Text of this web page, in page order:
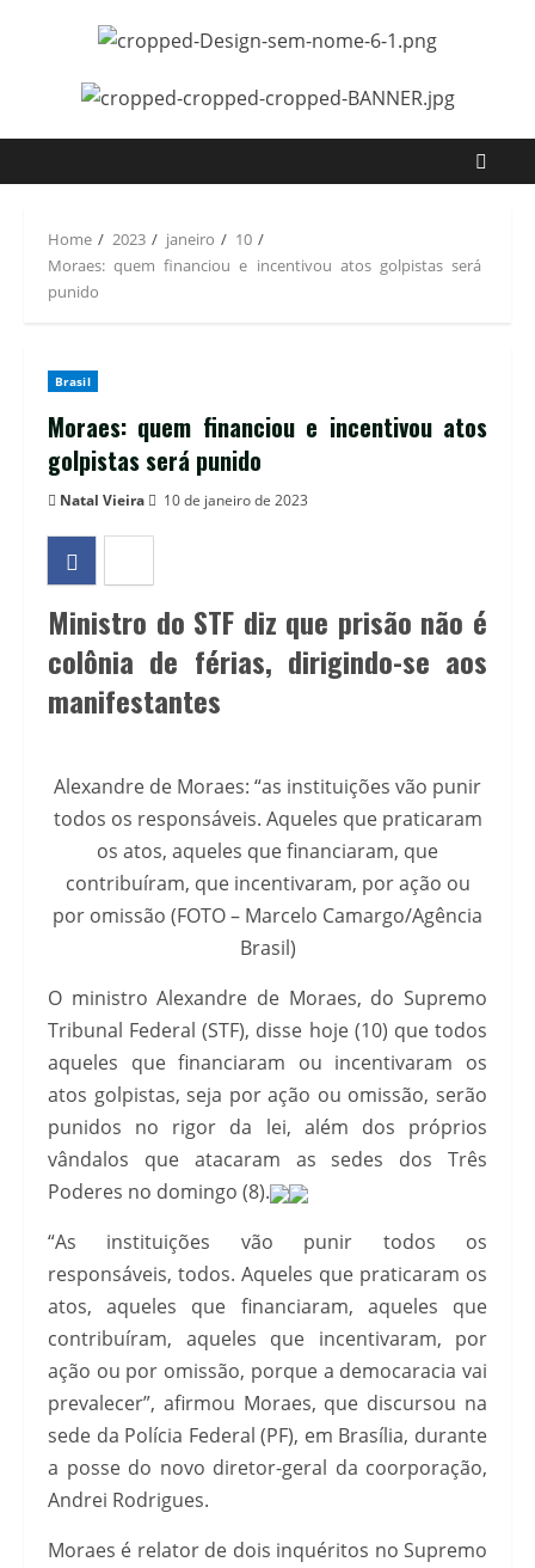
Home 2023 janeiro
10
Moraes: quem financiou e incentivou atos golpistas será
punido
Brasil
Moraes: quem financiou e incentivou atos
golpistas será punido
Natal Vieira 10 de janeiro de 2023
Ministro do STF diz que prisão não é
colônia de férias, dirigindo-se aos
manifestantes
Alexandre de Moraes: “as instituições vão punir
todos os responsáveis. Aqueles que praticaram
os atos, aqueles que financiaram, que
contribuíram, que incentivaram, por ação ou
por omissão (FOTO – Marcelo Camargo/Agência
Brasil)
O ministro Alexandre de Moraes, do Supremo
Tribunal Federal (STF), disse hoje (10) que todos
aqueles que financiaram ou incentivaram os
atos golpistas, seja por ação ou omissão, serão
punidos no rigor da lei, além dos próprios
vândalos que atacaram as sedes dos Três
Poderes no domingo (8).
“As instituições vão punir todos os
responsáveis, todos. Aqueles que praticaram os
atos, aqueles que financiaram, aqueles que
contribuíram, aqueles que incentivaram, por
ação ou por omissão, porque a democaracia vai
prevalecer”, afirmou Moraes, que discursou na
sede da Polícia Federal (PF), em Brasília, durante
a posse do novo diretor-geral da coorporação,
Andrei Rodrigues.
Moraes é relator de dois inquéritos no Supremo